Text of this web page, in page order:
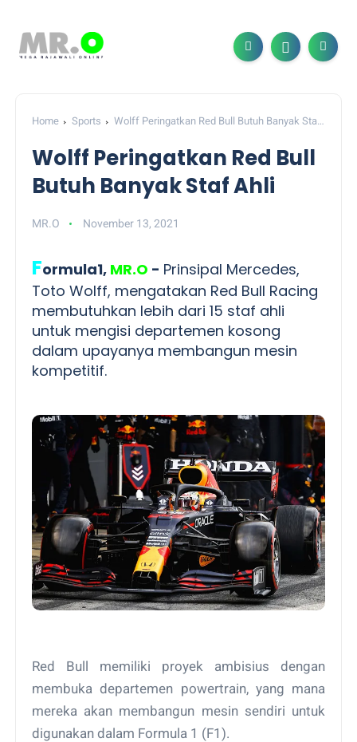
Home Sports
Wolff Peringatkan Red Bull Butuh Banyak Staf
Wolff Peringatkan Red Bull
Butuh Banyak Staf Ahli
MR.O November 13, 2021
Formula1, MR.O - Prinsipal Mercedes,
Toto Wolff, mengatakan Red Bull Racing
membutuhkan lebih dari 15 staf ahli
untuk mengisi departemen kosong
dalam upayanya membangun mesin
kompetitif.
Red Bull memiliki proyek ambisius dengan
membuka departemen powertrain, yang mana
mereka akan membangun mesin sendiri untuk
digunakan dalam Formula 1 (F1).